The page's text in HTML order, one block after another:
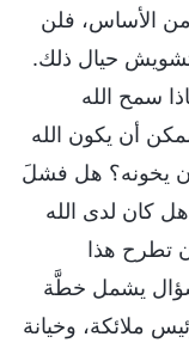
من الأساس، فلن
حيال ذلك.
سمح الله
أن يكون الله
أن يخونه؟ هل فشلَ
كان لدى الله
تطرح هذا
يشمل خطَّة
ملائكة، وخيانة